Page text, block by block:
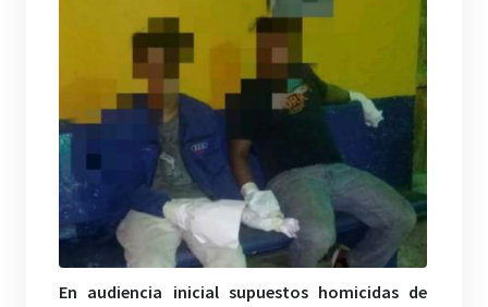
En audiencia inicial supuestos homicidas de